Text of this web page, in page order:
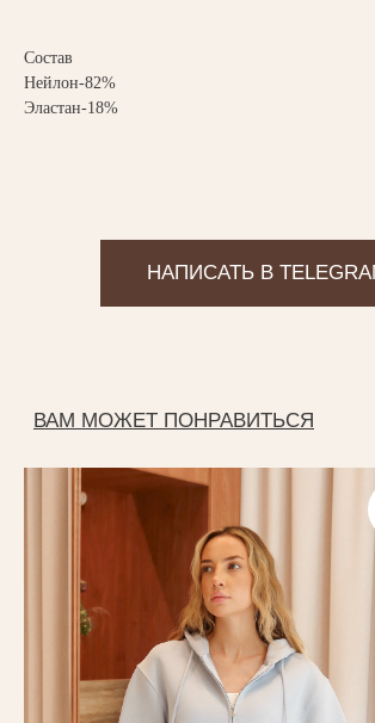
Состав
Нейлон-82%
Эластан-18%
ИП Федоренко Яна Алексеевна
ИНН: 151204631339
ОГРНИП: 320151300022331
New collection
Yankich studio